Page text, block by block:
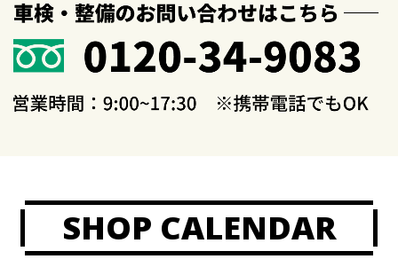
SHOP CALENDAR